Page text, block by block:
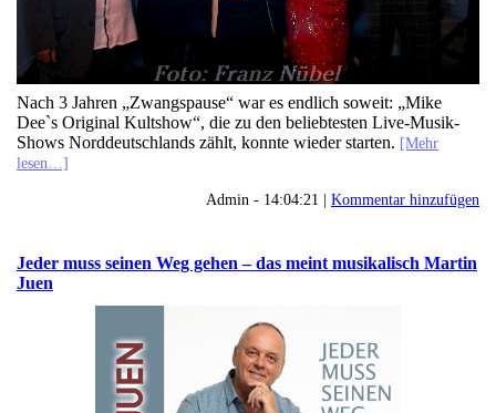
Nach 3 Jahren „Zwangspause“ war es endlich soweit: „Mike
Dee`s Original Kultshow“, die zu den beliebtesten Live-Musik-
Shows Norddeutschlands zählt, konnte wieder starten. [Mehr
lesen…]
Admin - 14:04:21 | Kommentar hinzufügen
Jeder muss seinen Weg gehen – das meint musikalisch Martin
Juen